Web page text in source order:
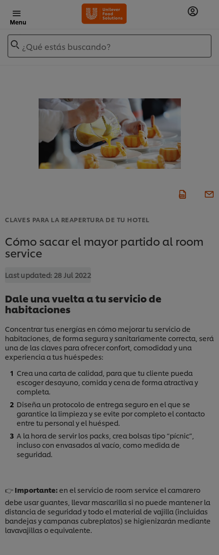
Menu
¿Qué estás buscando?
CLAVES PARA LA REAPERTURA DE TU HOTEL
Cómo sacar el mayor partido al room
service
Last updated: 28 Jul 2022
Dale una vuelta a tu servicio de
habitaciones
Concentrar tus energías en cómo mejorar tu servicio de
habitaciones, de forma segura y sanitariamente correcta, será
una de las claves para ofrecer confort, comodidad y una
experiencia a tus huéspedes:
Crea una carta de calidad, para que tu cliente pueda
escoger desayuno, comida y cena de forma atractiva y
completa.
Diseña un protocolo de entrega seguro en el que se
garantice la limpieza y se evite por completo el contacto
entre tu personal y el huésped.
A la hora de servir los packs, crea bolsas tipo “pícnic”,
incluso con envasados al vacío, como medida de
seguridad.
👉 Importante:en el servicio de room service el camarero
debe usar guantes, llevar mascarilla si no puede mantener la
distancia de seguridad y todo el material de vajilla (incluidas
bandejas y campanas cubreplatos) se higienizarán mediante
lavavajillas o equivalente.